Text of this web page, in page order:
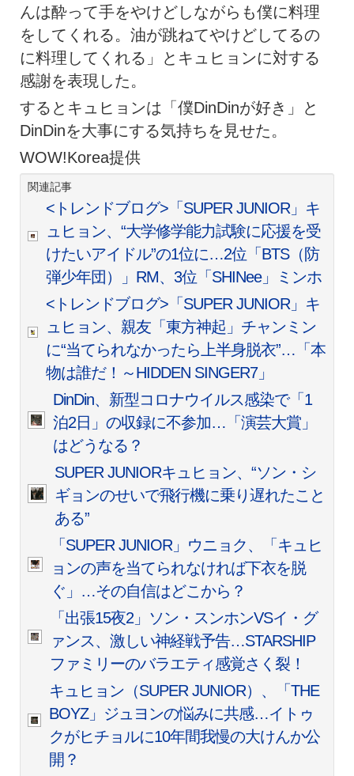
んは酔って手をやけどしながらも僕に料理
をしてくれる。油が跳ねてやけどしてるの
に料理してくれる」とキュヒョンに対する
感謝を表現した。
するとキュヒョンは「僕DinDinが好き」と
DinDinを大事にする気持ちを見せた。
WOW!Korea提供
関連記事
<トレンドブログ>「SUPER JUNIOR」キ
ュヒョン、“大学修学能力試験に応援を受
けたいアイドル”の1位に…2位「BTS（防
弾少年団）」RM、3位「SHINee」ミンホ
<トレンドブログ>「SUPER JUNIOR」キ
ュヒョン、親友「東方神起」チャンミン
に“当てられなかったら上半身脱衣”…「本
物は誰だ！～HIDDEN SINGER7」
DinDin、新型コロナウイルス感染で「1
泊2日」の収録に不参加…「演芸大賞」
はどうなる？
SUPER JUNIORキュヒョン、“ソン・シ
ギョンのせいで飛行機に乗り遅れたこと
ある”
「SUPER JUNIOR」ウニョク、「キュヒ
ョンの声を当てられなければ下衣を脱
ぐ」…その自信はどこから？
「出張15夜2」ソン・スンホンVSイ・グ
ァンス、激しい神経戦予告…STARSHIP
ファミリーのバラエティ感覚さく裂！
キュヒョン（SUPER JUNIOR）、「THE
BOYZ」ジュヨンの悩みに共感…イトゥ
クがヒチョルに10年間我慢の大けんか公
開？